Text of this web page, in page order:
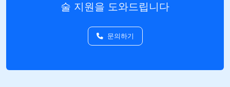
술 지원을 도와드립니다
문의하기